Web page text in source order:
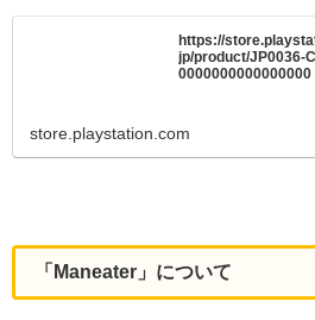
https://
jp/product/JP0036-
0000000000000000
store.playstation.com
「Maneater」について